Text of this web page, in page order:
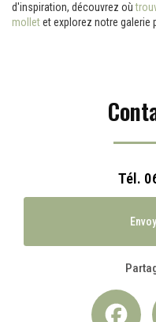
d'inspiration, découvrez où
molletet explorez notre galerie
Tél.